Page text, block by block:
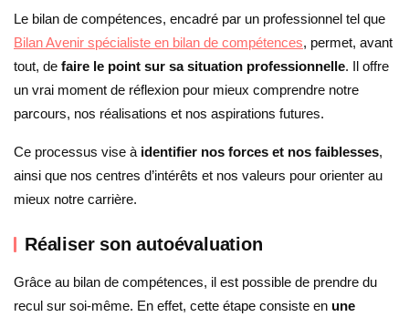
Le bilan de compétences, encadré par un professionnel tel que
Bilan Avenir spécialiste en bilan de compétences, permet, avant
tout, de faire le point sur sa situation professionnelle. Il offre
un vrai moment de réflexion pour mieux comprendre notre
parcours, nos réalisations et nos aspirations futures.
Ce processus vise à identifier nos forces et nos faiblesses,
ainsi que nos centres d’intérêts et nos valeurs pour orienter au
mieux notre carrière.
Réaliser son autoévaluation
Grâce au bilan de compétences, il est possible de prendre du
recul sur soi-même. En effet, cette étape consiste en une